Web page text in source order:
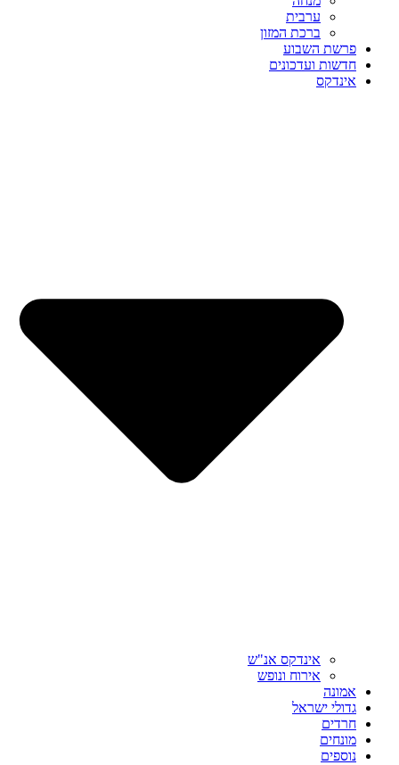
ערבית
ברכת המזון
פרשת השבוע
חדשות ועדכונים
אינדקס
אינדקס אנ"ש
אירוח ונופש
אמונה
גדולי ישראל
חרדים
מונחים
נוספים